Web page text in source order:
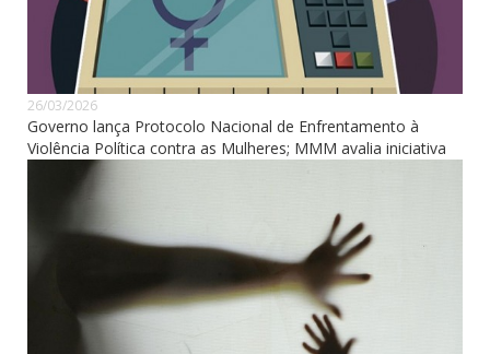
26/03/2026
Governo lança Protocolo Nacional de Enfrentamento à
Violência Política contra as Mulheres; MMM avalia iniciativa